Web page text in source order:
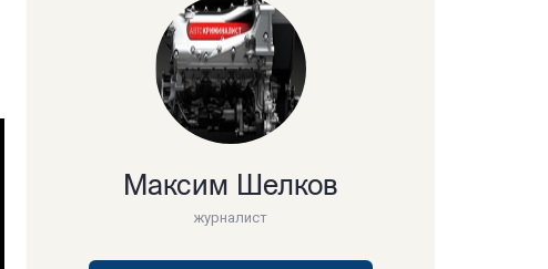
Максим Шелков
журналист